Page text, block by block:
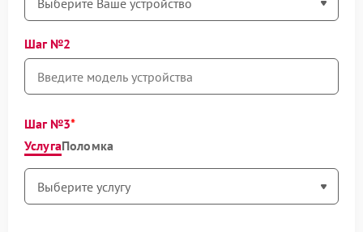
Шаг №2
Шаг №3
УслугаПоломка